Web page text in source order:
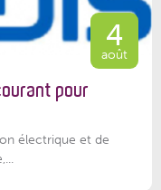
4
août
pour
électrique et de